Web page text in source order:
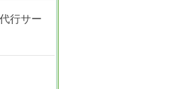
行サー